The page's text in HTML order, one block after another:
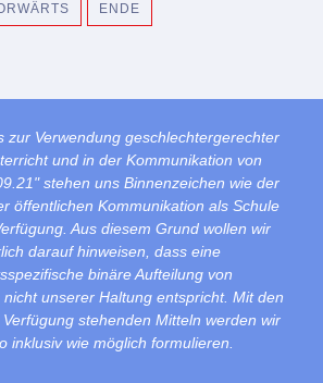
ENDE
zur Verwendung geschlechtergerechter
und in der Kommunikation von
stehen uns Binnenzeichen wie der
öffentlichen Kommunikation als Schule
Aus diesem Grund wollen wir
darauf hinweisen, dass eine
binäre Aufteilung von
unserer Haltung entspricht. Mit den
stehenden Mitteln werden wir
inklusiv wie möglich formulieren.